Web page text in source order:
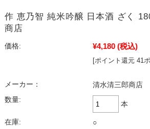
作 恵乃智 純米吟醸 日本酒 ざく
商店
価格: ¥4,180 (税込)
[ポイント還元 41
メーカー：
清水清三郎商店
数量:
本
在庫: ○